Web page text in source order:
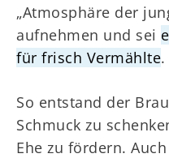
„Atmosphäre der
aufnehmen und sei
für frisch Vermählte.
So entstand der
Schmuck zu
Ehe zu fördern.